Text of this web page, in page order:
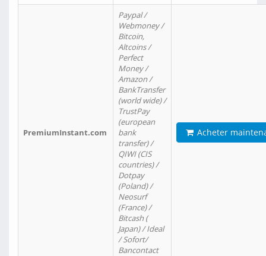
PremiumInstant.com
Paypal /
Webmoney /
Bitcoin,
Altcoins /
Perfect
Money /
Amazon /
BankTransfer
(world wide) /
TrustPay
(european
bank
transfer) /
QIWI (CIS
countries) /
Dotpay
(Poland) /
Neosurf
(France) /
Bitcash (
Japan) / Ideal
/ Sofort/
Bancontact
Acheter